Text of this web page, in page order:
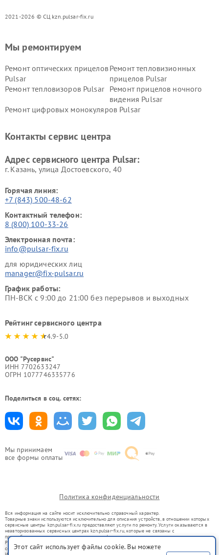
2021-2026 © СЦ kzn.pulsar-fix.ru
Мы принимаем
все формы оплаты
Мы ремонтируем
Ремонт оптических прицелов
Pulsar
Ремонт тепловизионных
прицелов Pulsar
Ремонт тепловизоров Pulsar
Ремонт прицелов ночного
видения Pulsar
Ремонт цифровых монокуляров Pulsar
Контакты сервис центра
Адрес сервисного центра Pulsar:
г. Казань, улица Достоевского, 40
Горячая линия:
+7 (843) 500-48-62
Контактный телефон:
8 (800) 100-33-26
Электронная почта:
info@pulsar-fix.ru
для юридических лиц
manager@fix-pulsar.ru
График работы:
ПН-ВСК с 9:00 до 21:00 без перерывов и выходных
Рейтинг сервисного центра
4.9-5.0
ООО "Русервис"
ИНН 7702633247
ОГРН 1077746335776
Поделиться в соц. сетях:
Политика конфиденциальности
Вся информация на сайте носит исключительно справочный характер.
Товарные знаки используются исключительно для описания устройств, в отношении которых
сервисные центры kzn.pulsar-fix.ru предоставляют услуги по ремонту. Услуги оказываются в
неавторизованных сервисных центрах kzn.pulsar-fix.ru, которые не связаны с
правообладателями товарных знаков или их официальными представителями.
Ремонт осуществляется для устройств, уже введенных в гражданский оборот в соответствии
со статьей 1487 ГК РФ.
Этот сайт использует файлы cookie. Вы можете